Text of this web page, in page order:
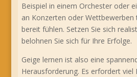
Beispiel in einem Orchester oder
an Konzerten oder Wettbewerben
bereit fühlen. Setzen Sie sich
belohnen Sie sich für Ihre Erfolge.
Geige lernen ist also eine
Herausforderung. Es erfordert viel